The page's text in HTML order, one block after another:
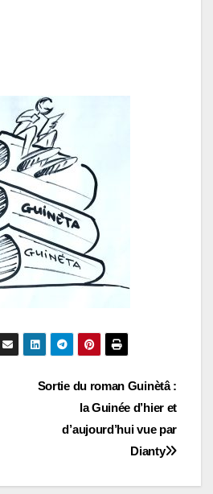
Sortie du roman Guinètâ :
la Guinée d’hier et
d’aujourd’hui vue par
Dianty